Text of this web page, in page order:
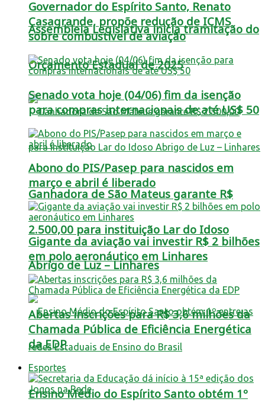
Assembleia Legislativa inicia tramitação do
Orçamento Estadual de 2025
Ganhadora de São Mateus garante R$
2.500,00 para instituição Lar do Idoso
Abrigo de Luz – Linhares
Ensino Médio do Espírito Santo obtém 1º
Governador do Espírito Santo, Renato
Casagrande, propõe redução de ICMS
sobre combustível de aviação
Senado vota hoje (04/06) fim da isenção
para compras internacionais de até US$ 50
Abono do PIS/Pasep para nascidos em
março e abril é liberado
Gigante da aviação vai investir R$ 2 bilhões
em polo aeronáutico em Linhares
Abertas inscrições para R$ 3,6 milhões da
Chamada Pública de Eficiência Energética
da EDP
Esportes